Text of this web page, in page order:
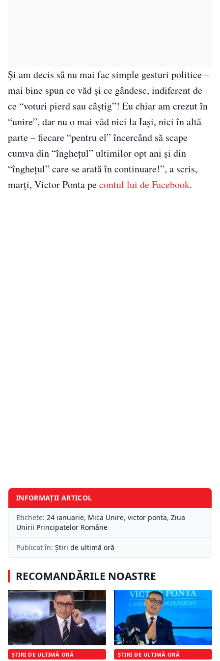
Și am decis să nu mai fac simple gesturi politice –
mai bine spun ce văd și ce gândesc, indiferent de
ce “voturi pierd sau câștig”! Eu chiar am crezut în
“unire”, dar nu o mai văd nici la Iași, nici în altă
parte – fiecare “pentru el” încercând să scape
cumva din “înghețul” ultimilor opt ani și din
“înghețul” care se arată în continuare!”, a scris,
marți, Victor Ponta pecontul lui de Facebook.
INFORMAȚII ARTICOL
Etichete: 24 ianuarie, Mica Unire, victor ponta, Ziua
Unirii Principatelor Române
Publicat în: Știri de ultimă oră
RECOMANDĂRILE NOASTRE
ȘTIRI DE ULTIMĂ ORĂ ȘTIRI DE ULTIMĂ ORĂ